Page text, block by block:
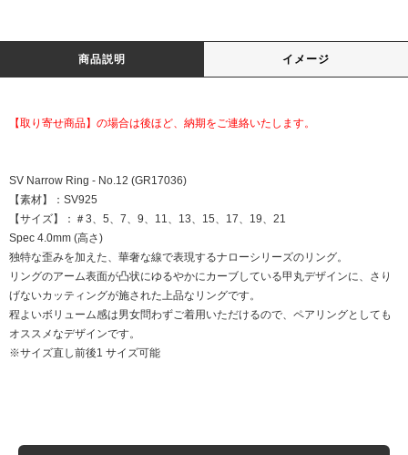
商品説明 イメージ
【取り寄せ商品】の場合は後ほど、納期をご連絡いたします。
SV Narrow Ring - No.12 (GR17036)
【素材】：SV925
【サイズ】：＃3、5、7、9、11、13、15、17、19、21
Spec 4.0mm (高さ)
独特な歪みを加えた、華奢な線で表現するナローシリーズのリング。
リングのアーム表面が凸状にゆるやかにカーブしている甲丸デザインに、さり
げないカッティングが施された上品なリングです。
程よいボリューム感は男女問わずご着用いただけるので、ペアリングとしても
オススメなデザインです。
※サイズ直し前後1 サイズ可能